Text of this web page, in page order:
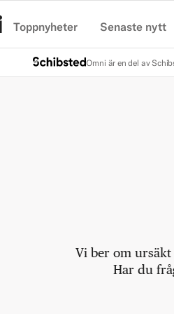
Toppnyheter Senaste nytt
Omni är en del av
Vi ber om
Har du